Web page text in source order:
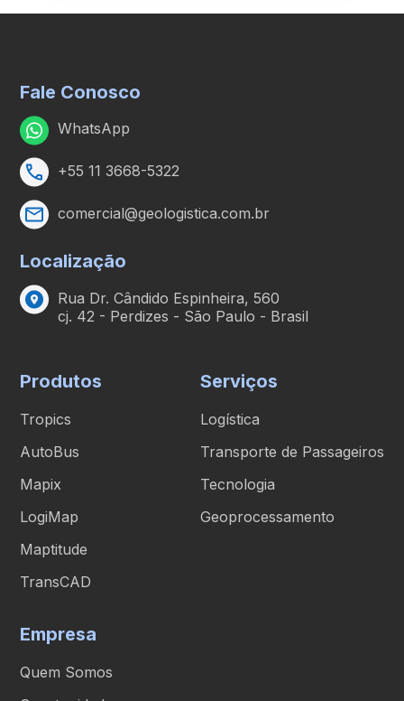
Fale Conosco
WhatsApp
+55 11 3668-5322
comercial@geologistica.com.br
Localização
Rua Dr. Cândido Espinheira, 560
cj. 42 - Perdizes - São Paulo - Brasil
Produtos
Tropics
AutoBus
Mapix
LogiMap
Maptitude
TransCAD
Serviços
Logística
Transporte de Passageiros
Tecnologia
Geoprocessamento
Empresa
Quem Somos